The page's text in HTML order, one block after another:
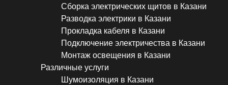
Сборка электрических щитов в Казани
Разводка электрики в Казани
Прокладка кабеля в Казани
Подключение электричества в Казани
Монтаж освещения в Казани
Различные услуги
Шумоизоляция в Казани